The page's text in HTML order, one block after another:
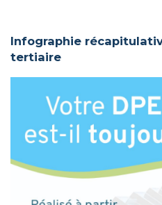
Infographie
tertiaire